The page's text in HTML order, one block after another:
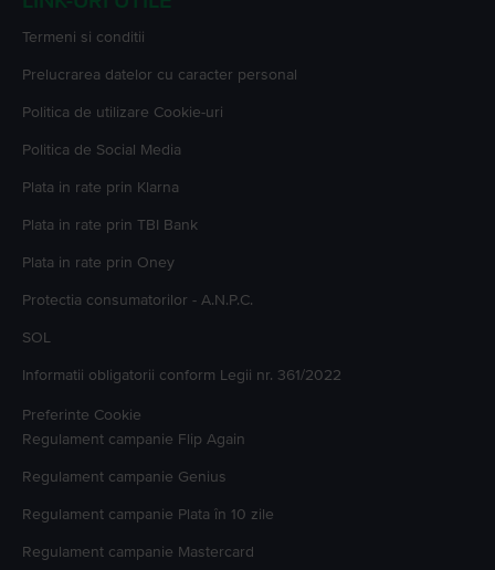
Termeni si conditii
Prelucrarea datelor cu caracter personal
Politica de utilizare Cookie-uri
Politica de Social Media
Plata in rate prin Klarna
Plata in rate prin TBI Bank
Plata in rate prin Oney
Protectia consumatorilor - A.N.P.C.
SOL
Informatii obligatorii conform Legii nr. 361/2022
Preferinte Cookie
Regulament campanie Flip Again
Regulament campanie Genius
Regulament campanie Plata în 10 zile
Regulament campanie Mastercard